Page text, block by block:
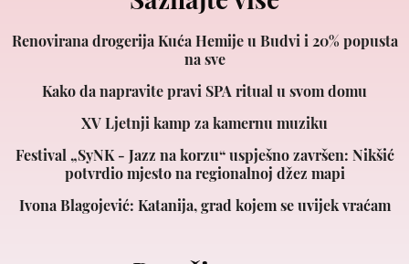
Renovirana drogerija Kuća Hemije u Budvi i 20% popusta
na sve
Kako da napravite pravi SPA ritual u svom domu
XV Ljetnji kamp za kamernu muziku
Festival „SyNK - Jazz na korzu“ uspješno završen: Nikšić
potvrdio mjesto na regionalnoj džez mapi
Ivona Blagojević: Katanija, grad kojem se uvijek vraćam